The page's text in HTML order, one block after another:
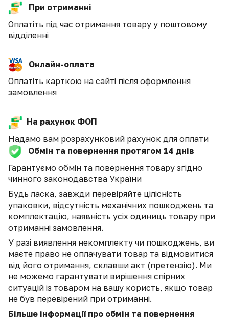
При отриманні
Оплатіть під час отримання товару у поштовому
відділенні
Онлайн-оплата
Оплатіть карткою на сайті після оформлення
замовлення
На рахунок ФОП
Надамо вам розрахунковий рахунок для оплати
Обмін та повернення протягом 14 днів
Гарантуємо обмін та повернення товару згідно
чинного законодавства України
Будь ласка, завжди перевіряйте цілісність
упаковки, відсутність механічних пошкоджень та
комплектацію, наявність усіх одиниць товару при
отриманні замовлення.
У разі виявлення некомплекту чи пошкоджень, ви
маєте право не оплачувати товар та відмовитися
від його отримання, склавши акт (претензію). Ми
не можемо гарантувати вирішення спірних
ситуацій із товаром на вашу користь, якщо товар
не був перевірений при отриманні.
Більше інформації про обмін та повернення